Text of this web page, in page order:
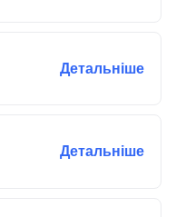
Детальніше
Детальніше